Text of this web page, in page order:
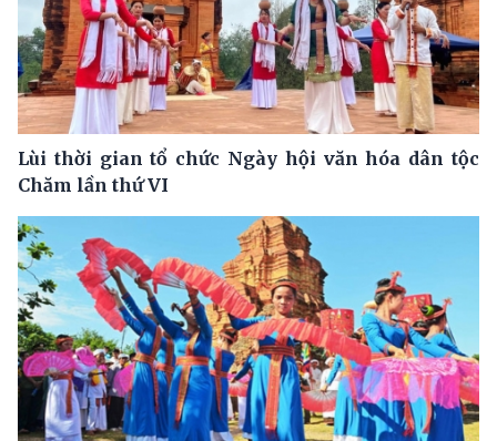
Lùi thời gian tổ chức Ngày hội văn hóa dân tộc
Chăm lần thứ VI